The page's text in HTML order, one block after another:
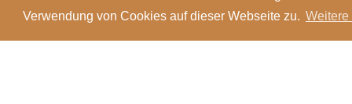
Verwendung von Cookies auf dieser Webseite zu. Weitere